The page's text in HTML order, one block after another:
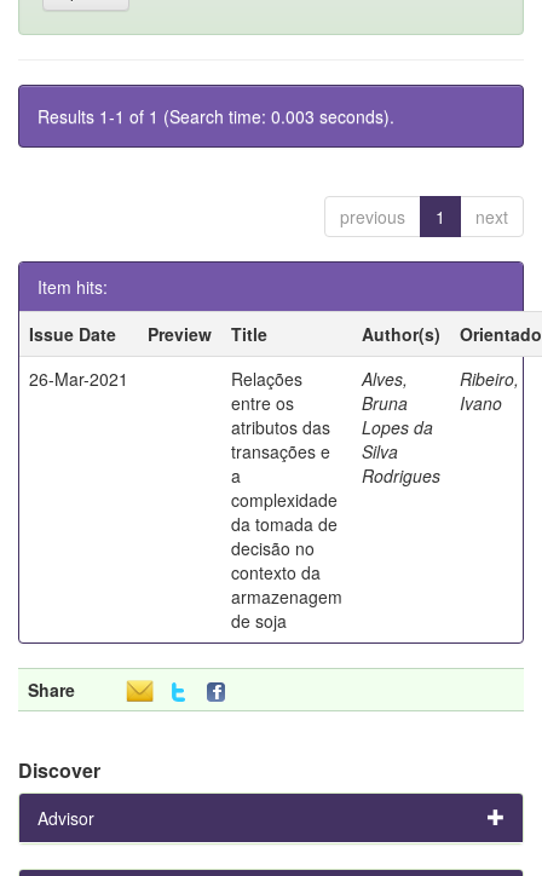
Results 1-1 of 1 (Search time: 0.003 seconds).
previous 1 next
Item hits:
Issue Date
Preview Title Author(s)
26-Mar-2021
Relações
entre os
atributos das
transações e
a
complexidade
da tomada de
decisão no
contexto da
armazenagem
de soja
Alves,
Bruna
Lopes da
Silva
Rodrigues
Ribeiro,
Ivano
Share
Discover
Advisor